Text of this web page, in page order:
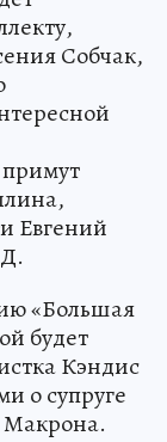
Собчак,
Евгений
«Большая
будет
Кэндис
о супруге